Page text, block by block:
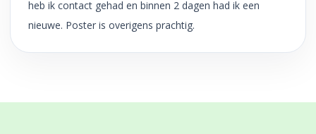
heb ik contact gehad en binnen 2 dagen had ik een
nieuwe. Poster is overigens prachtig.